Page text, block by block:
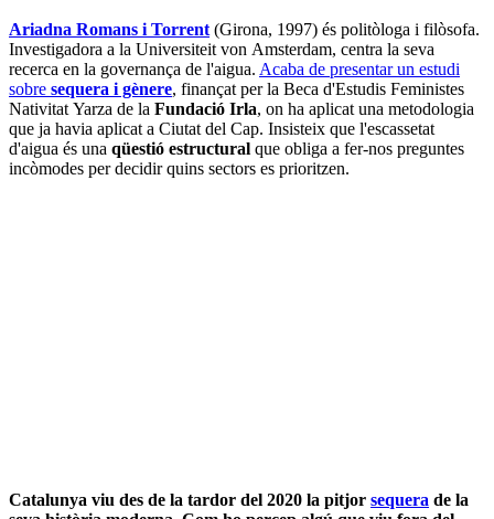
Ariadna Romans i Torrent (Girona, 1997) és politòloga i filòsofa.
Investigadora a la Universiteit von Amsterdam, centra la seva
recerca en la governança de l'aigua. Acaba de presentar un estudi
sobre sequera i gènere, finançat per la Beca d'Estudis Feministes
Nativitat Yarza de la Fundació Irla, on ha aplicat una metodologia
que ja havia aplicat a Ciutat del Cap. Insisteix que l'escassetat
d'aigua és una qüestió estructural que obliga a fer-nos preguntes
incòmodes per decidir quins sectors es prioritzen.
Catalunya viu des de la tardor del 2020 la pitjor sequera de la